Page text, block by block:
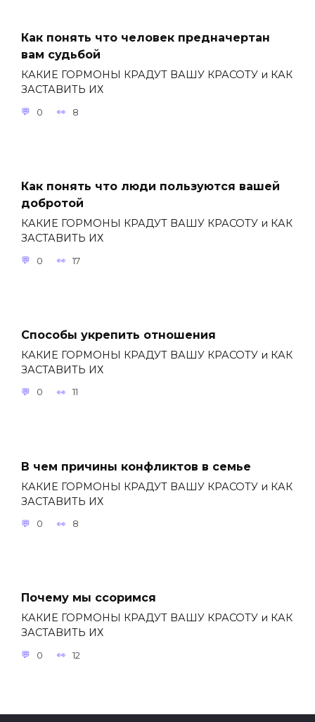
Как понять что человек предначертан
вам судьбой
КАКИЕ ГОРМОНЫ КРАДУТ ВАШУ КРАСОТУ и КАК
ЗАСТАВИТЬ ИХ
0 8
Как понять что люди пользуются вашей
добротой
КАКИЕ ГОРМОНЫ КРАДУТ ВАШУ КРАСОТУ и КАК
ЗАСТАВИТЬ ИХ
0 17
Способы укрепить отношения
КАКИЕ ГОРМОНЫ КРАДУТ ВАШУ КРАСОТУ и КАК
ЗАСТАВИТЬ ИХ
0 11
В чем причины конфликтов в семье
КАКИЕ ГОРМОНЫ КРАДУТ ВАШУ КРАСОТУ и КАК
ЗАСТАВИТЬ ИХ
0 8
Почему мы ссоримся
КАКИЕ ГОРМОНЫ КРАДУТ ВАШУ КРАСОТУ и КАК
ЗАСТАВИТЬ ИХ
0 12